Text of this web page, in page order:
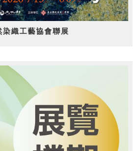
織工藝協會聯展